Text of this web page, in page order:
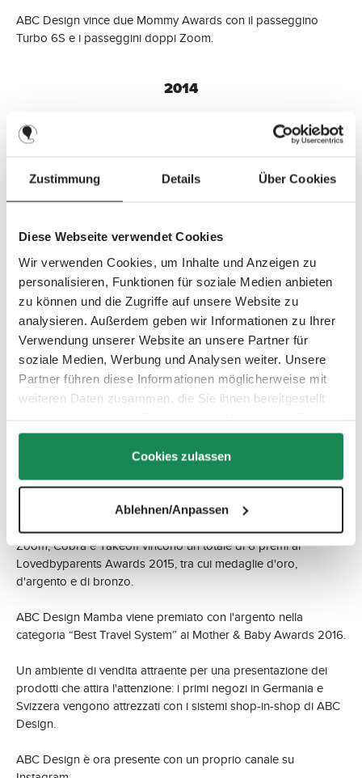
Zustimmung Details Über Cookies
Diese Webseite verwendet Cookies
Wir verwenden Cookies, um Inhalte und Anzeigen zu
personalisieren, Funktionen für soziale Medien anbieten
zu können und die Zugriffe auf unsere Website zu
analysieren. Außerdem geben wir Informationen zu Ihrer
Verwendung unserer Website an unsere Partner für
soziale Medien, Werbung und Analysen weiter. Unsere
Partner führen diese Informationen möglicherweise mit
weiteren Daten zusammen, die Sie ihnen bereitgestellt
gesammelt haben.
Cookies zulassen
Ablehnen/Anpassen
ABC Design vince due Mommy Awards con il passeggino
Turbo 6S e i passeggini doppi Zoom.
2014
Il look raffinato e le eleganti applicazioni in pelle caratterizzano
la nuova edizione speciale Style. Turbo 4S, Turbo 6S, Viper 4S
I passeggini doppi Zoom si sono imposti in due categorie del
Lovedbyparents Award su circa 100 marchi provenienti da
tutto il mondo e hanno raggiunto la top 3 dei Mother & Baby
Awards 2015.
2015
ABC Design amplia la sua collezione con il modello Salsa.
Disponibile sia nella versione a tre ruote che con quattro ruote
manovrabili, Salsa è sinonimo di mobilità unica abbinata a un
inconfondibile carattere urbano.
Zoom, Cobra e Takeoff vincono un totale di 6 premi ai
Lovedbyparents Awards 2015, tra cui medaglie d'oro,
d'argento e di bronzo.
ABC Design Mamba viene premiato con l'argento nella
categoria “Best Travel System” ai Mother & Baby Awards 2016.
Un ambiente di vendita attraente per una presentazione dei
prodotti che attira l'attenzione: i primi negozi in Germania e
Svizzera vengono attrezzati con i sistemi shop-in-shop di ABC
Design.
ABC Design è ora presente con un proprio canale su